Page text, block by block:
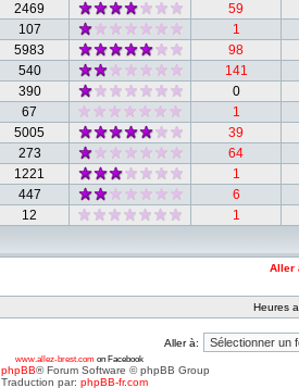
2469 59
107 1
5983 98
540 141
390 0
67 1
5005 39
273 64
1221 1
447 6
12 1
Aller
Heures
Aller à:
www.allez-brest.com on Facebook
phpBB® Forum Software © phpBB Group
Traduction par: phpBB-fr.com